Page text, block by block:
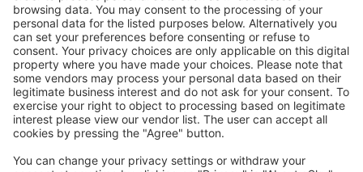
Bitte starten Sie Ihre Suche erneut mit anderen Suchkriterien.
Copyright © eSky.at. Alle Rechte vorbehalten.